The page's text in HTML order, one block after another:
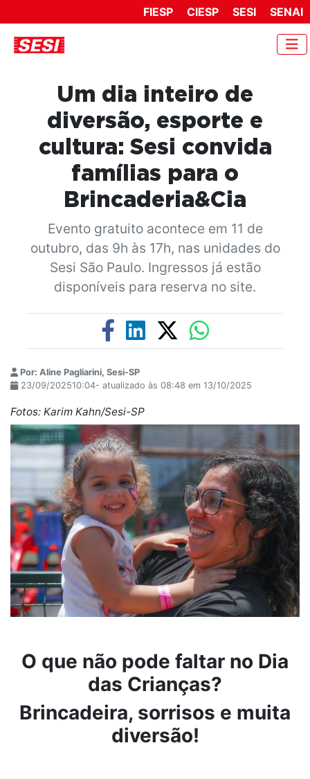
FIESP CIESP SESI SENAI
Um dia inteiro de
diversão, esporte e
cultura: Sesi convida
famílias para o
Brincaderia&Cia
Evento gratuito acontece em 11 de
outubro, das 9h às 17h, nas unidades do
Sesi São Paulo. Ingressos já estão
disponíveis para reserva no site.
Por: Aline Pagliarini, Sesi-SP
23/09/202510:04- atualizado às 08:48 em 13/10/2025
Fotos: Karim Kahn/Sesi-SP
O que não pode faltar no Dia
das Crianças?
Brincadeira, sorrisos e muita
diversão!